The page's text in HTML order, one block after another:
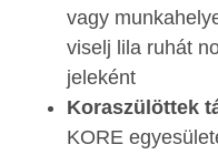
vagy
viselj lila ruhát
jeleként
Koraszülöttek
KORE